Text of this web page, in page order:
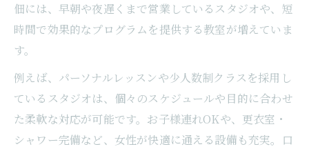
佃には、早朝や夜遅くまで営業しているスタジオや、短
時間で効果的なプログラムを提供する教室が増えていま
す。
例えば、パーソナルレッスンや少人数制クラスを採用し
ているスタジオは、個々のスケジュールや目的に合わせ
た柔軟な対応が可能です。お子様連れOKや、更衣室・
シャワー完備など、女性が快適に通える設備も充実。口